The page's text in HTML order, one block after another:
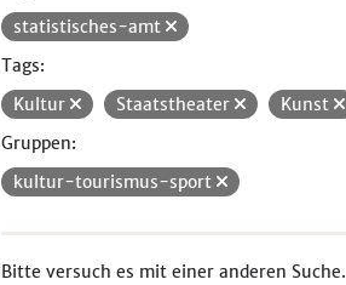
statistisches-amt
Tags:
Kultur
Staatstheater
Kunst
Gruppen:
kultur-tourismus-sport
Bitte versuch es mit einer anderen Suche.